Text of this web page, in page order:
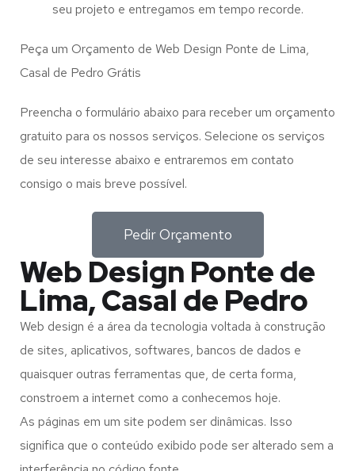
seu projeto e entregamos em tempo recorde.
Peça um Orçamento de Web Design Ponte de Lima,
Casal de Pedro Grátis
Preencha o formulário abaixo para receber um orçamento
gratuito para os nossos serviços. Selecione os serviços
de seu interesse abaixo e entraremos em contato
consigo o mais breve possível.
Pedir Orçamento
Web Design Ponte de
Lima, Casal de Pedro
Web design é a área da tecnologia voltada à construção
de sites, aplicativos, softwares, bancos de dados e
quaisquer outras ferramentas que, de certa forma,
constroem a internet como a conhecemos hoje.
As páginas em um site podem ser dinâmicas. Isso
significa que o conteúdo exibido pode ser alterado sem a